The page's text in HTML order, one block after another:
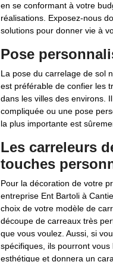
en se conformant à votre
réalisations. Exposez-nous
solutions pour donner vie à
Pose
La pose du carrelage de sol
est préférable de confier les
dans les villes des environs.
compliquée ou une pose
la plus importante est
Les carreleurs
touches
Pour la décoration de votre
entreprise Ent Bartoli à
choix de votre modèle de
découpe de carreaux très
que vous voulez. Aussi, si
spécifiques, ils pourront
esthétique et donnera un